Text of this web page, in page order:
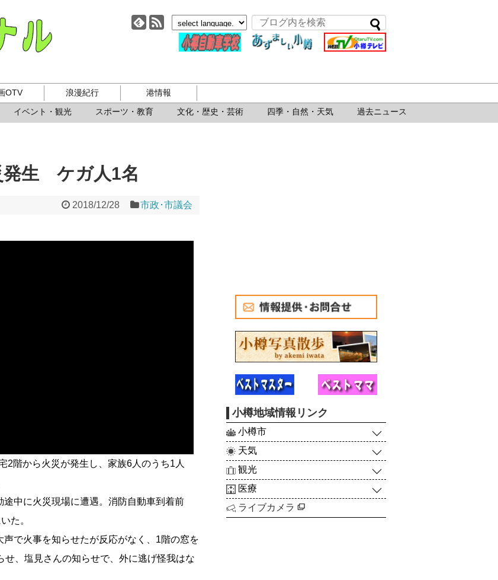
小樽ジャーナル
イベント・観光 スポーツ・教育 文化・歴史・芸術 四季・自然・天気 過去ニュース
OTV 浪漫紀行 港情報
発生 ケガ人1名
2018/12/28 市政･市議会
階から火災が発生し、家族6人のうち1人
中に火災現場に遭遇。消防自動車到着前
た。
で火事を知らせたが反応がなく、1階の窓を
、塩見さんの知らせで、外に逃げ怪我はな
小樽地域情報リンク
小樽市
天気
観光
医療
ライブカメラ